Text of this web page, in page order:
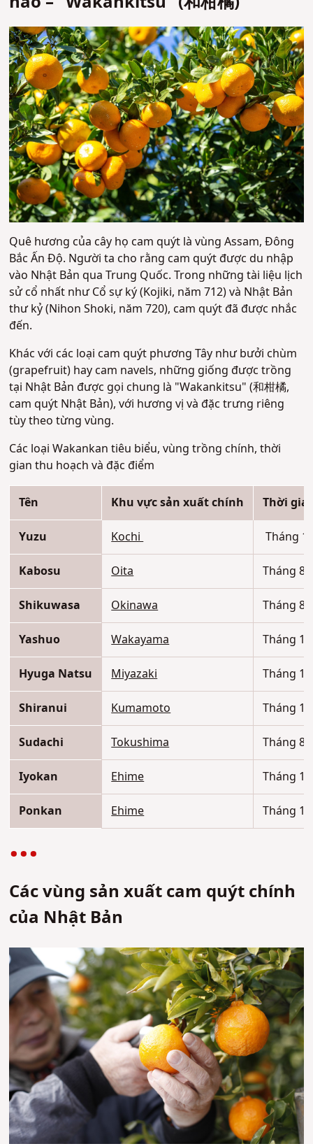
Quê hương của cây họ cam quýt là vùng Assam, Đông
Bắc Ấn Độ. Người ta cho rằng cam quýt được du nhập
vào Nhật Bản qua Trung Quốc. Trong những tài liệu lịch
sử cổ nhất như Cổ sự ký (Kojiki, năm 712) và Nhật Bản
thư kỷ (Nihon Shoki, năm 720), cam quýt đã được nhắc
đến.
Khác với các loại cam quýt phương Tây như bưởi chùm
(grapefruit) hay cam navels, những giống được trồng
tại Nhật Bản được gọi chung là "Wakankitsu" (和柑橘,
cam quýt Nhật Bản), với hương vị và đặc trưng riêng
tùy theo từng vùng.
Các loại Wakankan tiêu biểu, vùng trồng chính, thời
gian thu hoạch và đặc điểm
Tên Khu vực sản xuất chính Thời
Yuzu Kochi Tháng
Kabosu Oita Tháng
Shikuwasa Okinawa Tháng
Yashuo Wakayama Tháng
Hyuga Natsu Miyazaki Tháng
Shiranui Kumamoto Tháng
Sudachi Tokushima Tháng
Iyokan Ehime Tháng
Ponkan Ehime Tháng
Các vùng sản xuất cam quýt chính
của Nhật Bản